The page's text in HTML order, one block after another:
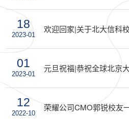
18
2023-01
01
2023-01
元旦祝福|恭祝全球北京
12
2022-10
荣耀公司CMO郭锐校友